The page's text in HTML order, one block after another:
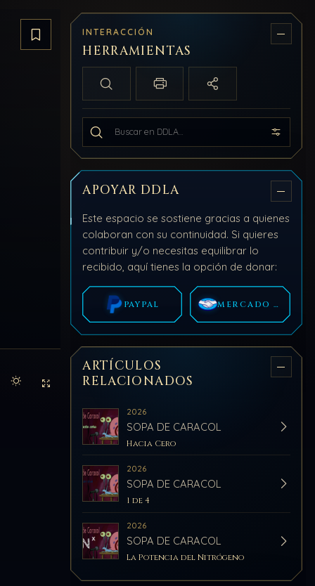
Guardar artículo
Activar modo claro de lectura
Sin distracciones
INTERACCIÓN
HERRAMIENTAS
Búsqueda localImprimir / PDFCompartir
Buscar en todo DDLA
APOYAR DDLA
Este espacio se sostiene gracias a quienes
colaboran con su continuidad. Si quieres
contribuir y/o necesitas equilibrar lo
recibido, aquí tienes la opción de donar:
PAYPAL MERCADO PAGO
ARTÍCULOS
RELACIONADOS
2026
SOPA DE CARACOL
Hacia Cero
2026
SOPA DE CARACOL
1 de 4
2026
SOPA DE CARACOL
La Potencia del Nitrógeno